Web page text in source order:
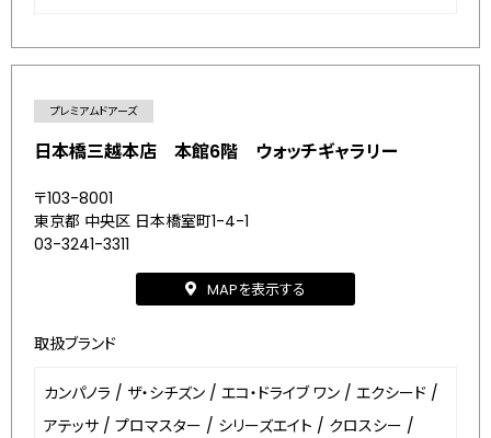
プレミアムドアーズ
日本橋三越本店 本館6階 ウォッチギャラリー
〒103-8001
東京都 中央区 日本橋室町1-4-1
03-3241-3311
MAPを表示する
取扱ブランド
カンパノラ / ザ・シチズン / エコ・ドライブ ワン / エクシード /
アテッサ / プロマスター / シリーズエイト / クロスシー /